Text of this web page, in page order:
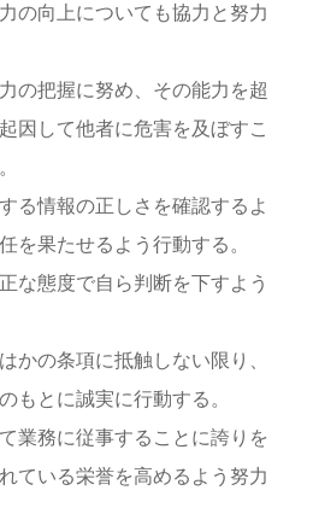
の向上についても協力と努力
の把握に努め、その能力を超
因して他者に危害を及ぼすこ
る情報の正しさを確認するよ
を果たせるよう行動する。
な態度で自ら判断を下すよう
かの条項に抵触しない限り、
もとに誠実に行動する。
業務に従事することに誇りを
ている栄誉を高めるよう努力